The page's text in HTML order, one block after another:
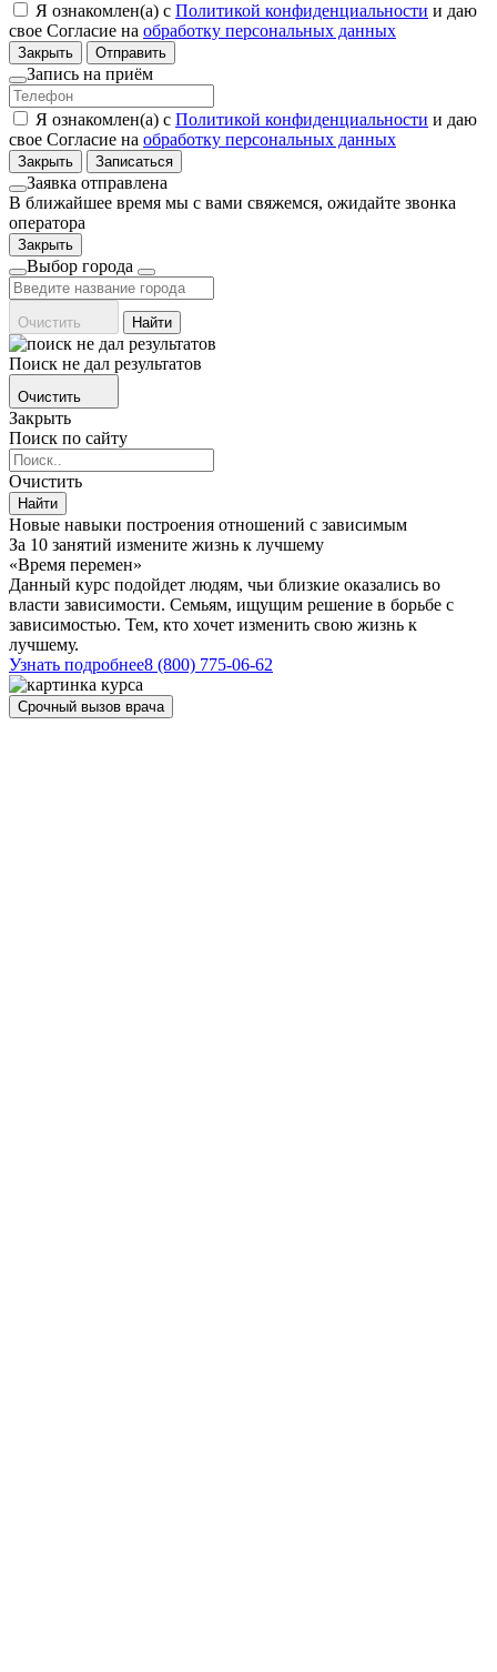
Я ознакомлен(а) с Политикой конфиденциальности и даю
свое Согласие на обработку персональных данных
Закрыть Отправить
Запись на приём
Я ознакомлен(а) с Политикой конфиденциальности и даю
свое Согласие на обработку персональных данных
Закрыть Записаться
Заявка отправлена
В ближайшее время мы с вами свяжемся, ожидайте звонка
оператора
Закрыть
Выбор города
Очистить Найти
Поиск не дал результатов
Очистить
Закрыть
Поиск по сайту
Очистить
Найти
Новые навыки построения отношений с зависимым
За 10 занятий измените жизнь к лучшему
«Время перемен»
Данный курс подойдет людям, чьи близкие оказались во
власти зависимости. Семьям, ищущим решение в борьбе с
зависимостью. Тем, кто хочет изменить свою жизнь к
лучшему.
Узнать подробнее8 (800) 775-06-62
Срочный вызов врача